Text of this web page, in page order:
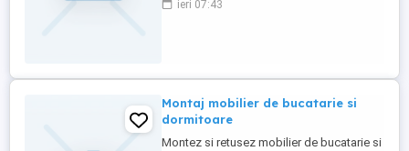
ieri 07:43
Montaj mobilier de bucatarie si
dormitoare
Montez si retusez mobilier de bucatarie si